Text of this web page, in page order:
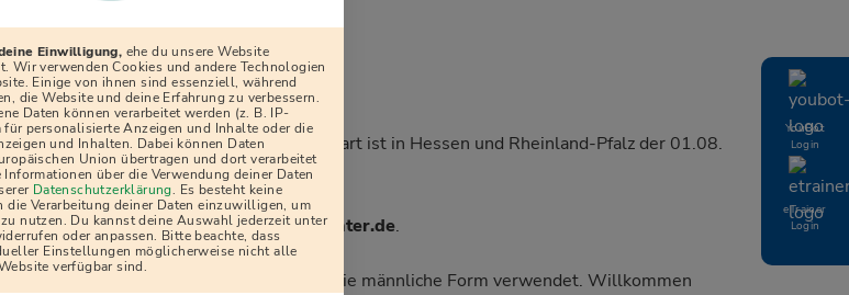
YouBot
Login
eTrainer
Login
nur dabei sein.
der Regel drei Jahre. Der Ausbildungsstart ist in Hessen und Rheinland-Pfalz der 01.08.
der 01.09.
sich gerne an:ausbildung@scheck-in-center.de.
Lesbarkeit wird im Textverlauf nur die männliche Form verwendet. Willkommen
Einwilligung, ehe du unsere Website
Wir verwenden Cookies und andere Technologien
Einige von ihnen sind essenziell, während
die Website und deine Erfahrung zu verbessern.
Daten können verarbeitet werden (z. B. IP-
für personalisierte Anzeigen und Inhalte oder die
und Inhalten. Dabei können Daten
Union übertragen und dort verarbeitet
über die Verwendung deiner Daten
Datenschutzerklärung. Es besteht keine
die Verarbeitung deiner Daten einzuwilligen, um
nutzen. Du kannst deine Auswahl jederzeit unter
oder anpassen. Bitte beachte, dass
Einstellungen möglicherweise nicht alle
verfügbar sind.